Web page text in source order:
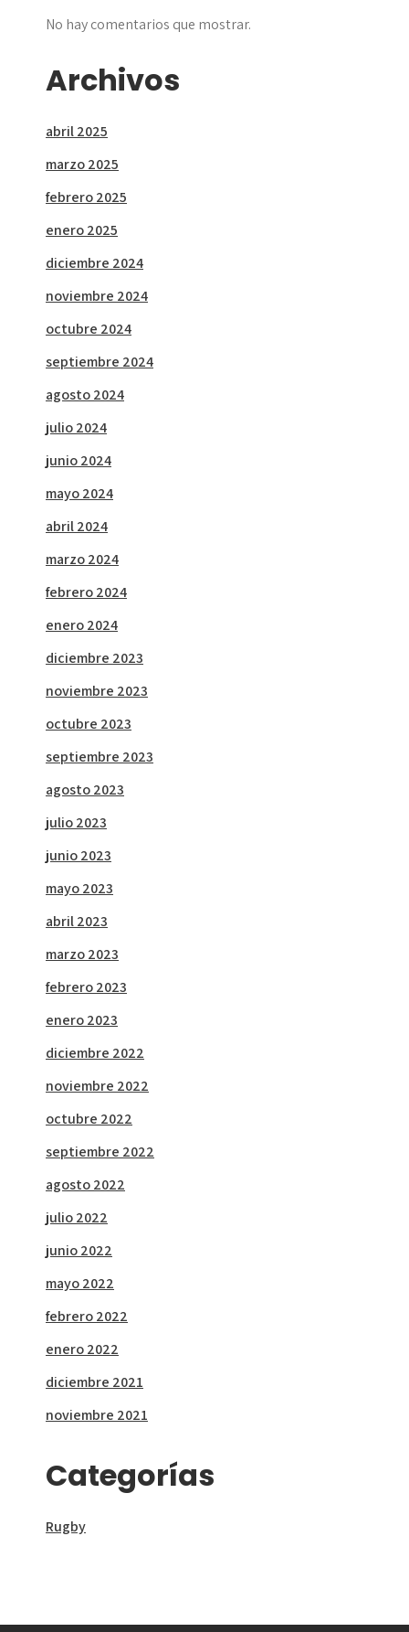
No hay comentarios que mostrar.
Archivos
abril 2025
marzo 2025
febrero 2025
enero 2025
diciembre 2024
noviembre 2024
octubre 2024
septiembre 2024
agosto 2024
julio 2024
junio 2024
mayo 2024
abril 2024
marzo 2024
febrero 2024
enero 2024
diciembre 2023
noviembre 2023
octubre 2023
septiembre 2023
agosto 2023
julio 2023
junio 2023
mayo 2023
abril 2023
marzo 2023
febrero 2023
enero 2023
diciembre 2022
noviembre 2022
octubre 2022
septiembre 2022
agosto 2022
julio 2022
junio 2022
mayo 2022
febrero 2022
enero 2022
diciembre 2021
noviembre 2021
Categorías
Rugby